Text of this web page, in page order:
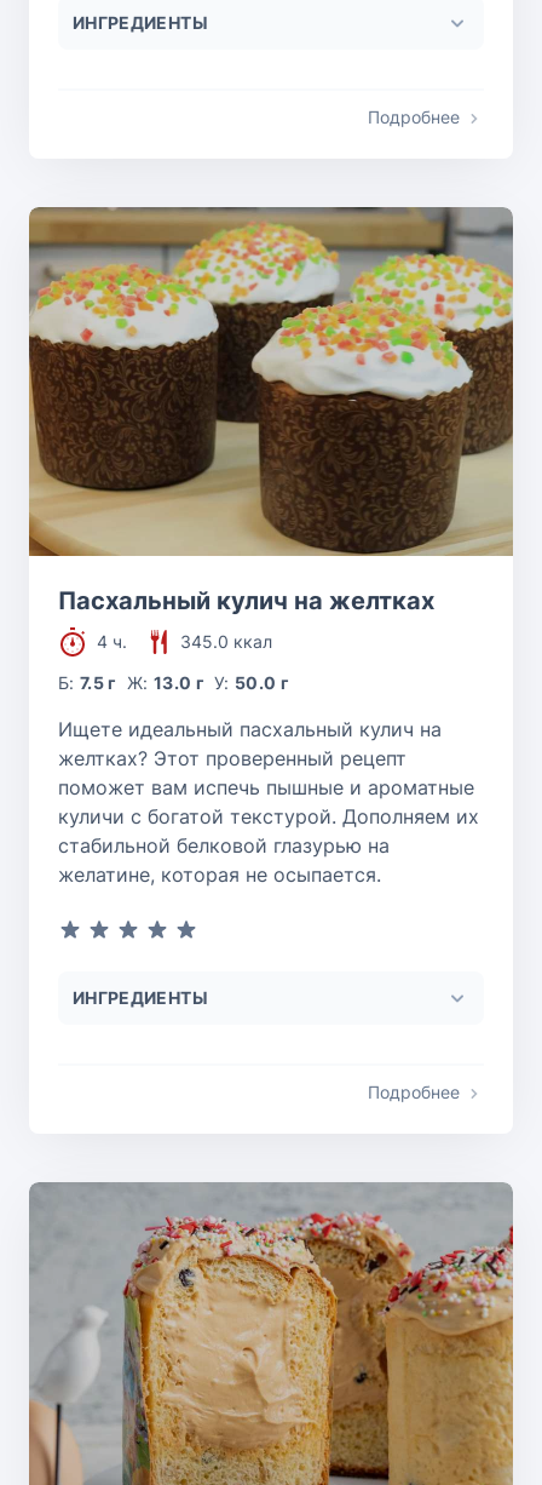
ИНГРЕДИЕНТЫ
Подробнее
Пасхальный кулич на желтках
4 ч.
345.0 ккал
Б:7.5 г Ж: 13.0 г У: 50.0 г
Ищете идеальный пасхальный кулич на
желтках? Этот проверенный рецепт
поможет вам испечь пышные и ароматные
куличи с богатой текстурой. Дополняем их
стабильной белковой глазурью на
желатине, которая не осыпается.
ИНГРЕДИЕНТЫ
Подробнее